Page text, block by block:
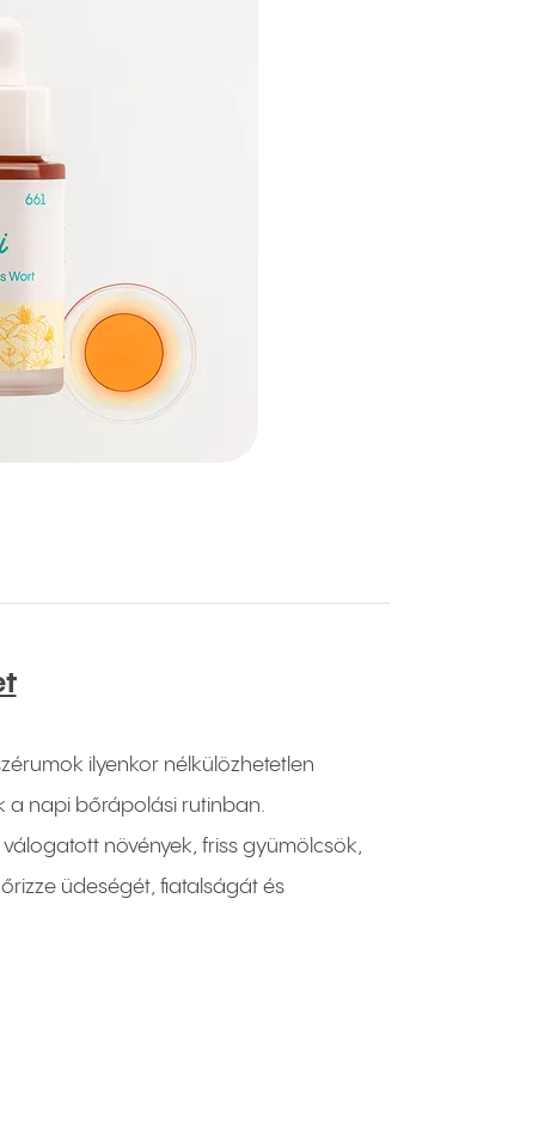
ilyenkor nélkülözhetetlen
a napi bőrápolási rutinban.
növények, friss gyümölcsök,
üdeségét, fiatalságát és